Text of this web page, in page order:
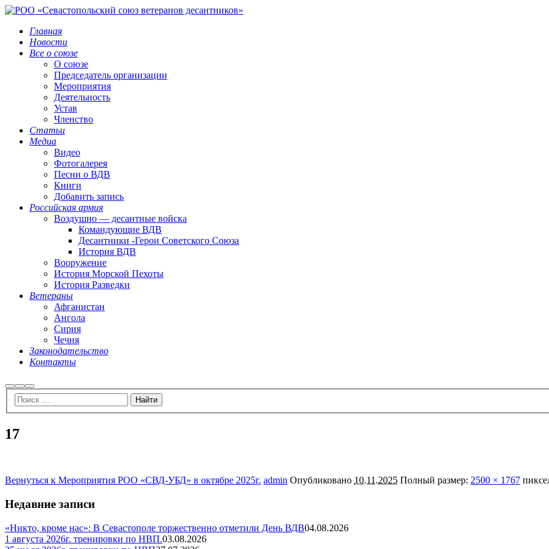
Главная
Новости
Все о союзе
О союзе
Председатель организации
Мероприятия
Деятельность
Устав
Членство
Статьи
Медиа
Видео
Фотогалерея
Песни о ВДВ
Книги
Добавить запись
Российская армия
Воздушно — десантные войска
Командующие ВДВ
Десантники -Герои Советского Союза
История ВДВ
Вооружение
История Морской Пехоты
История Разведки
Ветераны
Афганистан
Ангола
Сирия
Чечня
Законодательство
Контакты
НайтиБольше
информации
Главное
меню
17
Вернуться к Мероприятия РОО «СВД-УБД» в октябре 2025г. admin Опубликовано 10.11.2025 Полный размер: 2500 × 1767
Недавние записи
«Никто, кроме нас»: В Севастополе торжественно отметили День ВДВ04.08.2026
1 августа 2026г. тренировки по НВП.03.08.2026